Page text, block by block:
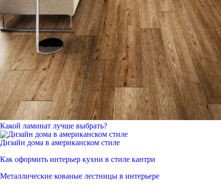
Какой ламинат лучше выбрать?
Дизайн дома в американском стиле
Как оформить интерьер кухни в стиле кантри
Металлические кованые лестницы в интерьере